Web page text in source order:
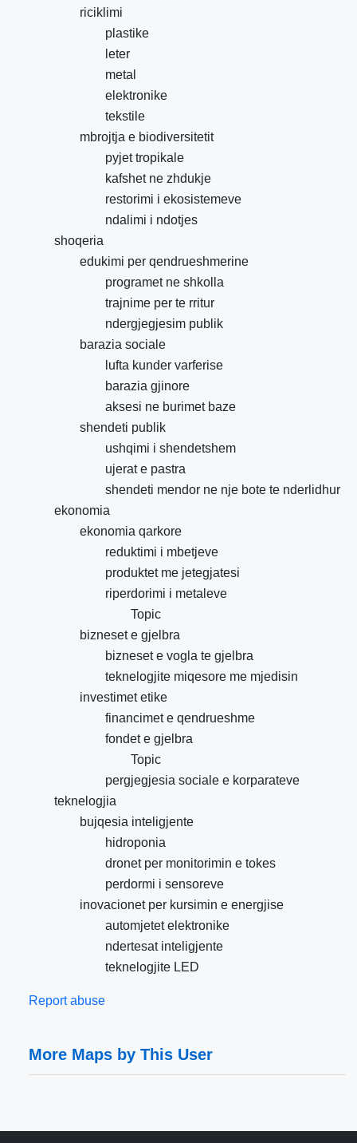
riciklimi
plastike
leter
metal
elektronike
tekstile
mbrojtja e biodiversitetit
pyjet tropikale
kafshet ne zhdukje
restorimi i ekosistemeve
ndalimi i ndotjes
shoqeria
edukimi per qendrueshmerine
programet ne shkolla
trajnime per te rritur
ndergjegjesim publik
barazia sociale
lufta kunder varferise
barazia gjinore
aksesi ne burimet baze
shendeti publik
ushqimi i shendetshem
ujerat e pastra
shendeti mendor ne nje bote te nderlidhur
ekonomia
ekonomia qarkore
reduktimi i mbetjeve
produktet me jetegjatesi
riperdorimi i metaleve
Topic
bizneset e gjelbra
bizneset e vogla te gjelbra
teknelogjite miqesore me mjedisin
investimet etike
financimet e qendrueshme
fondet e gjelbra
Topic
pergjegjesia sociale e korparateve
teknelogjia
bujqesia inteligjente
hidroponia
dronet per monitorimin e tokes
perdormi i sensoreve
inovacionet per kursimin e energjise
automjetet elektronike
ndertesat inteligjente
teknelogjite LED
Report abuse
More Maps by This User